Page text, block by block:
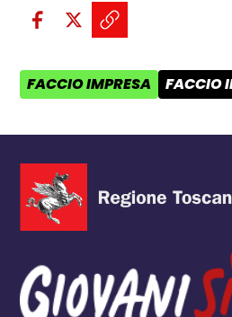
Condividi sui social:
Condividi su
Condividi su X
Copia il link
AREA TEMATICA:
FACCIO IMPRESA FACCIO